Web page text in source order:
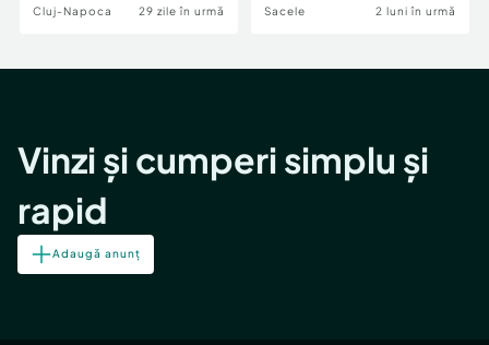
Cluj-Napoca 29 zile în urmă Sacele 2 luni în urmă
Vinzi și cumperi simplu și
rapid
Adaugă anunț